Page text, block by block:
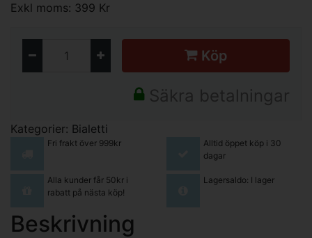
Exkl moms: 399 Kr
Köp
Säkra betalningar
Kategorier: Bialetti
Fri frakt över 999kr
Alltid öppet köp i 30
dagar
Alla kunder får 50kr i
rabatt på nästa köp!
Lagersaldo: I lager
Beskrivning